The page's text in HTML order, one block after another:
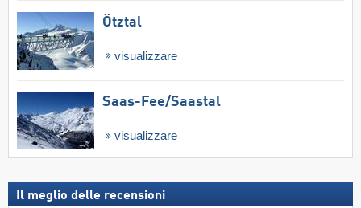
Ötztal
visualizzare
Saas-Fee/​Saastal
visualizzare
Il meglio delle recensioni